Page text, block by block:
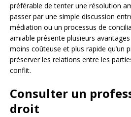
préférable de tenter une résolution
passer par une simple discussion
médiation ou un processus de
amiable présente plusieurs
moins coûteuse et plus rapide qu’un
préserver les relations entre les
conflit.
Consulter un
droit